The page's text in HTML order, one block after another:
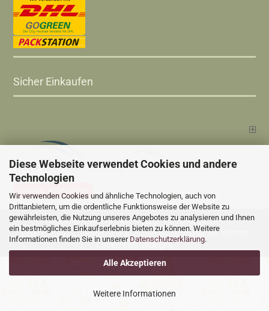
Diese Webseite verwendet Cookies und andere
Technologien
Wir verwenden Cookies und ähnliche Technologien, auch von
Drittanbietern, um die ordentliche Funktionsweise der Website zu
gewährleisten, die Nutzung unseres Angebotes zu analysieren und Ihnen
ein bestmögliches Einkaufserlebnis bieten zu können. Weitere
Informationen finden Sie in unserer Datenschutzerklärung.
Alle Akzeptieren
Weitere Informationen
Sicher Einkaufen
Alle Preise sind inkl. MwSt., zzgl.Versandkosten
Online Shopby Gambio.de © 2025 Gambio Templates bei
Cookie Einstellungen